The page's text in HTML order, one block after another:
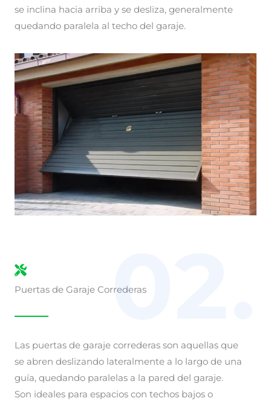
se inclina hacia arriba y se desliza, generalmente
quedando paralela al techo del garaje.
Puertas de Garaje Correderas02.
Las puertas de garaje correderas son aquellas que
se abren deslizando lateralmente a lo largo de una
guía, quedando paralelas a la pared del garaje.
Son ideales para espacios con techos bajos o